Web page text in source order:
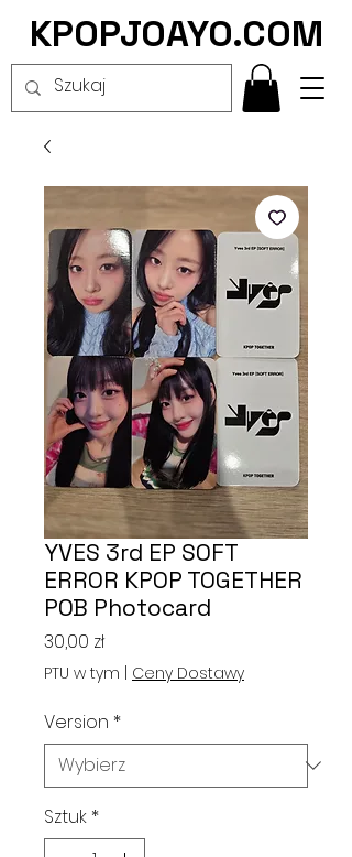
KPOPJOAYO.COM
YVES 3rd EP SOFT
ERROR KPOP TOGETHER
POB Photocard
30,00 złCena
PTU w tym Ceny Dostawy
Version *
Sztuk *